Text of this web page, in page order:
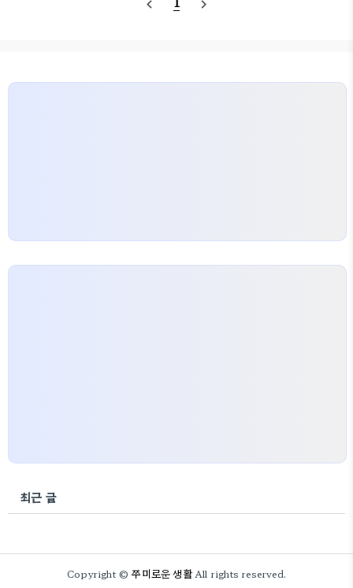
유롭고 온화한 삶의 기운을 상징하며,‘거(去)’는 일상
을 함축한 문학적인 제목이라 볼 수 있다.드라마 정보
navigate_before navigate_next
최근 글
Copyright ©쭈미로운 생활All rights reserved.